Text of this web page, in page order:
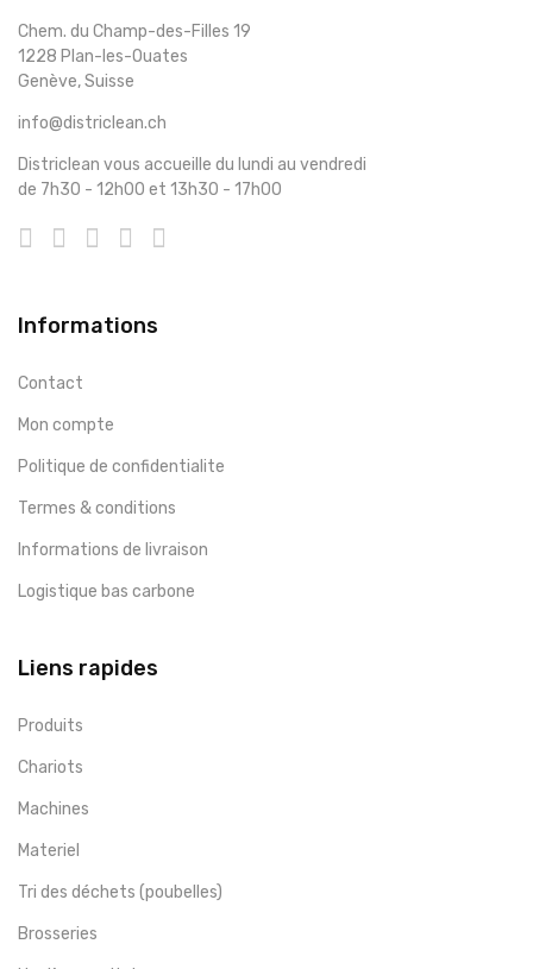
Chem. du Champ-des-Filles 19
1228 Plan-les-Ouates
Genève, Suisse
info@districlean.ch
Districlean vous accueille du lundi au vendredi
de 7h30 - 12h00 et 13h30 - 17h00
Informations
Contact
Mon compte
Politique de confidentialite
Termes & conditions
Informations de livraison
Logistique bas carbone
Liens rapides
Produits
Chariots
Machines
Materiel
Tri des déchets (poubelles)
Brosseries